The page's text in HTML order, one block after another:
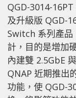
QGD-3014-
及升級版 QGD-
Switch 系列產品
計，目的是增加
內建雙 2.5GbE
QNAP 近期推出
功能，使 QGD-